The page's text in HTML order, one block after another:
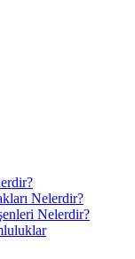
Nelerdir?
Nelerdir?